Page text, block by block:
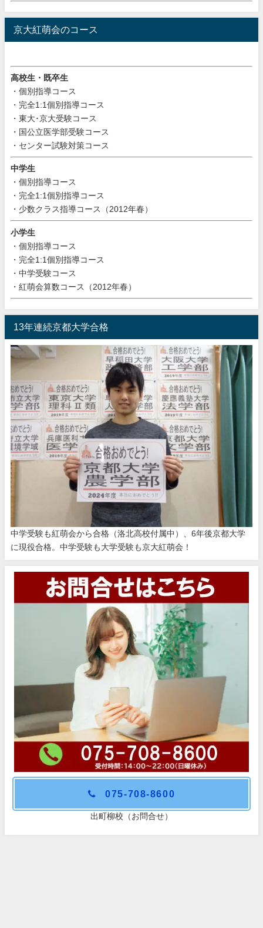
京大紅萌会のコース
高校生・既卒生
・個別指導コース
・完全1:1個別指導コース
・東大･京大受験コース
・国公立医学部受験コース
・センター試験対策コース
中学生
・個別指導コース
・完全1:1個別指導コース
・少数クラス指導コース（2012年春）
小学生
・個別指導コース
・完全1:1個別指導コース
・中学受験コース
・紅萌会算数コース（2012年春）
13年連続京都大学合格
中学受験も紅萌会から合格（洛北高校付属中）、6年後京都大学
に現役合格。中学受験も大学受験も京大紅萌会！
075-708-8600
出町柳校（お問合せ）